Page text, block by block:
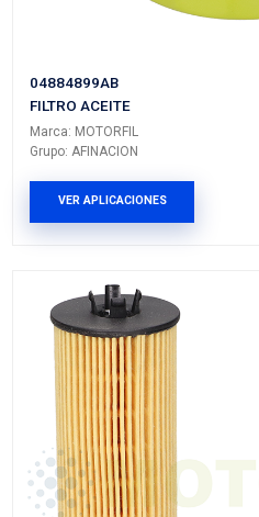
OF-CR81
FILTRO ACEITE
Marca: MOTORFIL
Grupo: AFINACION